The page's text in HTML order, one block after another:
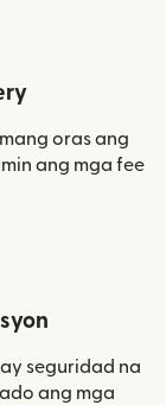
oras ang
ang mga fee
seguridad na
ang mga